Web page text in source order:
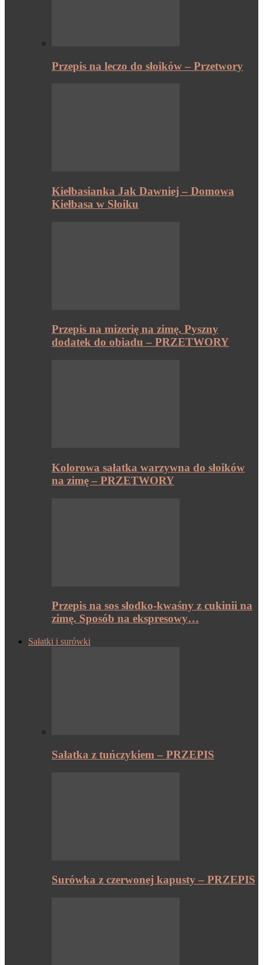
Przepis na leczo do słoików – Przetwory
Kiełbasianka Jak Dawniej – Domowa
Kiełbasa w Słoiku
Przepis na mizerię na zimę. Pyszny
dodatek do obiadu – PRZETWORY
Kolorowa sałatka warzywna do słoików
na zimę – PRZETWORY
Przepis na sos słodko-kwaśny z cukinii na
zimę. Sposób na ekspresowy…
Sałatki i surówki
Sałatka z tuńczykiem – PRZEPIS
Surówka z czerwonej kapusty – PRZEPIS